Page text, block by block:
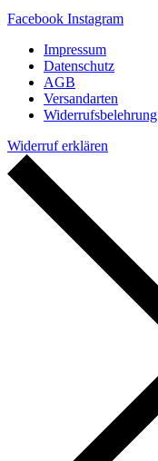
Facebook Instagram
Impressum
Datenschutz
AGB
Versandarten
Widerrufsbelehrung
Widerruf erklären